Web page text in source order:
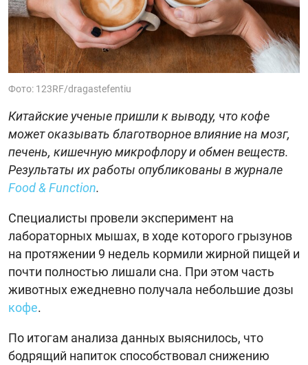
Фото: 123RF/dragastefentiu
Китайские ученые пришли к выводу, что кофе
может оказывать благотворное влияние на мозг,
печень, кишечную микрофлору и обмен веществ.
Результаты их работы опубликованы в журнале
Food & Function.
Специалисты провели эксперимент на
лабораторных мышах, в ходе которого грызунов
на протяжении 9 недель кормили жирной пищей и
почти полностью лишали сна. При этом часть
животных ежедневно получала небольшие дозы
кофе.
По итогам анализа данных выяснилось, что
бодрящий напиток способствовал снижению